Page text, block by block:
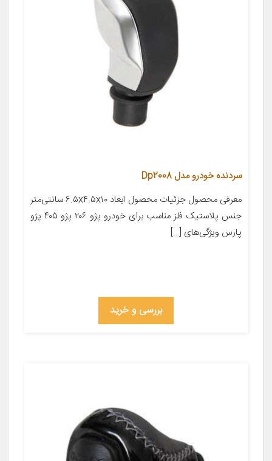
سردنده خودرو مدل Dp2008
معرفی محصول جزئیات محصول ابعاد ۶.۵x۴.۵x۱۰ سانتی‌متر
جنس پلاستیک فلز مناسب برای خودرو پژو ۲۰۶ پژو ۴۰۵ پژو
پارس ویژگی‌های […]
بررسی و خرید